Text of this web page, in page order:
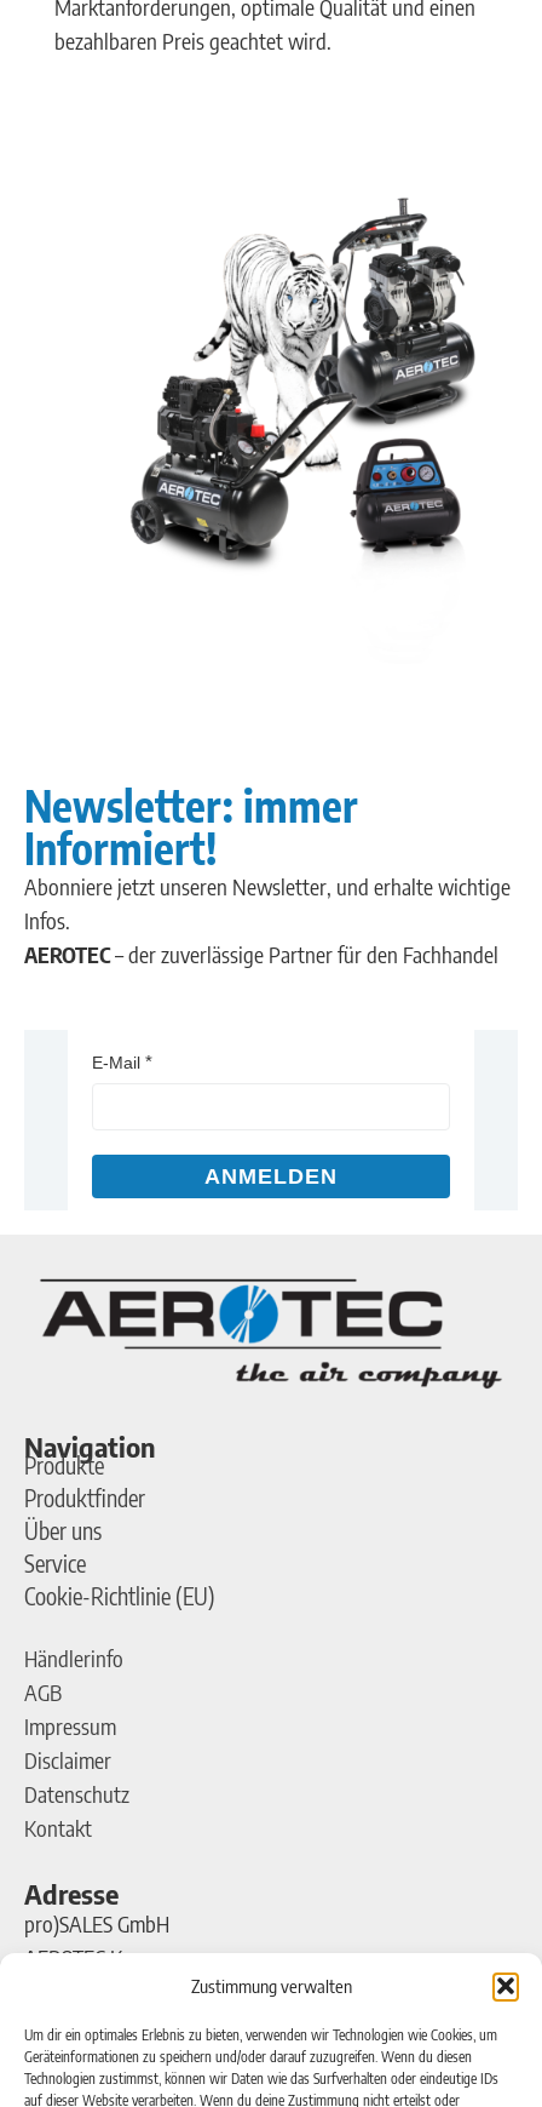
Zustimmung verwalten
Um dir ein optimales Erlebnis zu bieten, verwenden wir Technologien wie Cookies, um
Geräteinformationen zu speichern und/oder darauf zuzugreifen. Wenn du diesen
Technologien zustimmst, können wir Daten wie das Surfverhalten oder eindeutige IDs
auf dieser Website verarbeiten. Wenn du deine Zustimmung nicht erteilst oder
Marktanforderungen, optimale Qualität und einen
bezahlbaren Preis geachtet wird.
Newsletter: immer
Informiert!
Abonniere jetzt unseren Newsletter, und erhalte wichtige
Infos.
AEROTEC– der zuverlässige Partner für den Fachhandel
E-Mail
ANMELDEN
Navigation
Produkte
Produktfinder
Über uns
Service
Cookie-Richtlinie (EU)
Händlerinfo
AGB
Impressum
Disclaimer
Datenschutz
Kontakt
Adresse
pro)SALES GmbH
AEROTEC Kompressoren
Ferdinand-Porsche-Straße 16
63500 Seligenstadt